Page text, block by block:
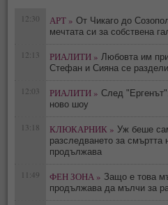
12:30 АРТ » От Чикаго до
мечтата си за собствена
12:13 РИАЛИТИ » Любовта им
Стефан и Сияна се
12:03 РИАЛИТИ » След
ново шоу
13:18 КЛЮКАРНИК » Уж беше
разследването за смъртта
продължава
11:49 ФЕН ЗОНА » Защо е това
продължава да мълчи за